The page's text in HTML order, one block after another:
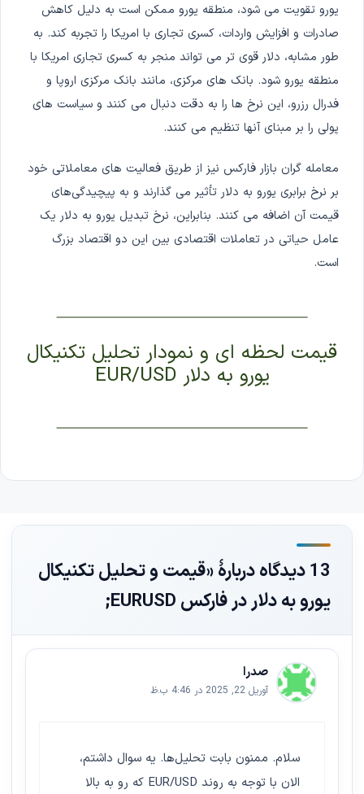
یورو تقویت می شود، منطقه یورو ممکن است به دلیل کاهش
صادرات و افزایش واردات، کسری تجاری با امریکا را تجربه کند. به
طور مشابه، دلار قوی تر می تواند منجر به کسری تجاری امریکا با
منطقه یورو شود. بانک های مرکزی، مانند بانک مرکزی اروپا و
فدرال رزرو، این نرخ ها را به دقت دنبال می کنند و سیاست های
پولی را بر مبنای آنها تنظیم می کنند.
معامله گران بازار فارکس نیز از طریق فعالیت های معاملاتی خود
بر نرخ برابری یورو به دلار تأثیر می گذارند و به پیچیدگی‌های
قیمت آن اضافه می کنند. بنابراین، نرخ تبدیل یورو به دلار یک
عامل حیاتی در تعاملات اقتصادی بین این دو اقتصاد بزرگ
است.
قیمت لحظه ای و نمودار تحلیل تکنیکال
یورو به دلار EUR/USD
13 دیدگاه دربارهٔ «قیمت و تحلیل تکنیکال
یورو به دلار در فارکس EURUSD;
صدرا
آوریل 22, 2025 در 4:46 ب.ظ
سلام. ممنون بابت تحلیل‌ها. یه سوال داشتم،
الان با توجه به روند EUR/USD که رو به بالا